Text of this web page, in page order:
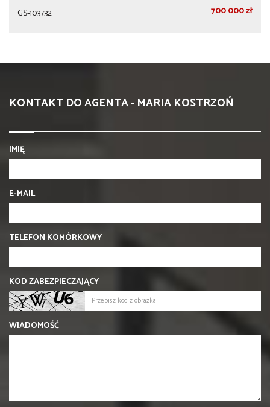
GS-103732 700 000 zł
KONTAKT DO AGENTA - MARIA KOSTRZOŃ
IMIĘ
E-MAIL
TELEFON KOMÓRKOWY
KOD ZABEZPIECZAJĄCY
WIADOMOŚĆ